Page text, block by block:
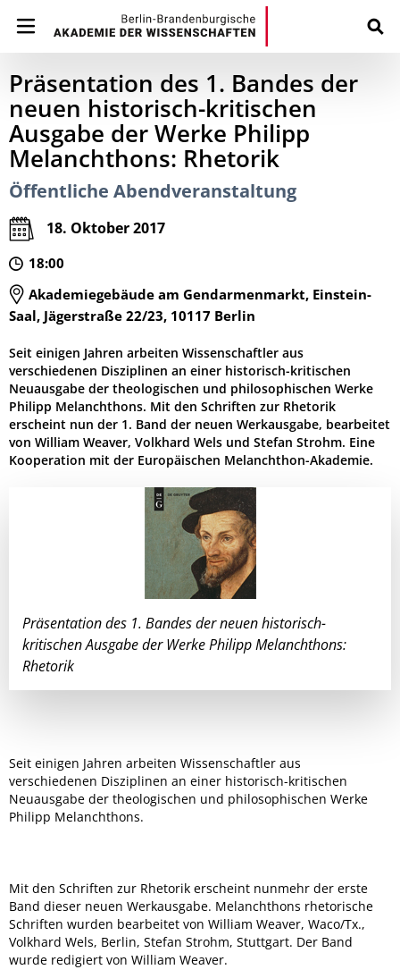
Präsentation des 1. Bandes der
neuen historisch-kritischen
Ausgabe der Werke Philipp
Melanchthons: Rhetorik
Öffentliche Abendveranstaltung
18. Oktober 2017
18:00
Akademiegebäude am Gendarmenmarkt, Einstein-
Saal, Jägerstraße 22/23, 10117 Berlin
Seit einigen Jahren arbeiten Wissenschaftler aus
verschiedenen Disziplinen an einer historisch-kritischen
Neuausgabe der theologischen und philosophischen Werke
Philipp Melanchthons. Mit den Schriften zur Rhetorik
erscheint nun der 1. Band der neuen Werkausgabe, bearbeitet
von William Weaver, Volkhard Wels und Stefan Strohm. Eine
Kooperation mit der Europäischen Melanchthon-Akademie.
Präsentation des 1. Bandes der neuen historisch-
kritischen Ausgabe der Werke Philipp Melanchthons:
Rhetorik
Seit einigen Jahren arbeiten Wissenschaftler aus
verschiedenen Disziplinen an einer historisch-kritischen
Neuausgabe der theologischen und philosophischen Werke
Philipp Melanchthons.
Mit den Schriften zur Rhetorik erscheint nunmehr der erste
Band dieser neuen Werkausgabe. Melanchthons rhetorische
Schriften wurden bearbeitet von William Weaver, Waco/Tx.,
Volkhard Wels, Berlin, Stefan Strohm, Stuttgart. Der Band
wurde redigiert von William Weaver.